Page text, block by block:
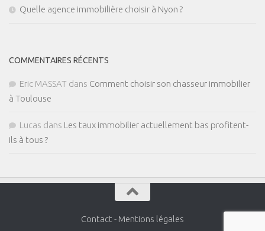
Quelle agence immobilière choisir à Nyon ?
COMMENTAIRES RÉCENTS
Eric MASSAT dans Comment choisir son chasseur immobilier
à Toulouse
Lucas dans Les taux immobilier actuellement bas profitent-
ils à tous ?
Contact - Mentions légales